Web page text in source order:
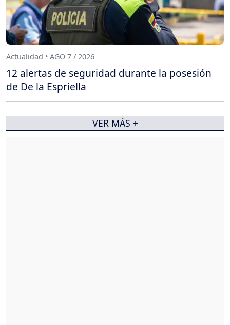
Actualidad • AGO 7 / 2026
12 alertas de seguridad durante la posesión
de De la Espriella
VER MÁS +